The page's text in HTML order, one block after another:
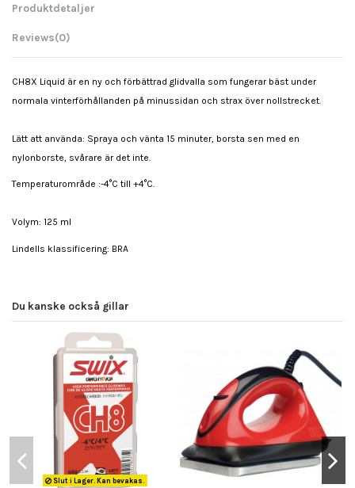
Produktdetaljer
Reviews(0)
CH8X Liquid är en ny och förbättrad glidvalla som fungerar bäst under
normala vinterförhållanden på minussidan och strax över nollstrecket.
Lätt att använda: Spraya och vänta 15 minuter, borsta sen med en
nylonborste, svårare är det inte.
Temperaturområde :-4°C till +4°C.
Volym: 125 ml
Lindells klassificering: BRA
Du kanske också gillar
Slut i Lager. Kan bevakas.